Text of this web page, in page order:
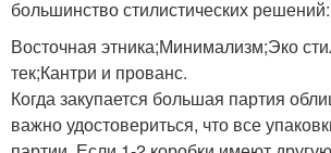
большинство стилистических решений:
Восточная этника;Минимализм;Эко
тек;Кантри и прованс.
Когда закупается большая партия
важно удостовериться, что все